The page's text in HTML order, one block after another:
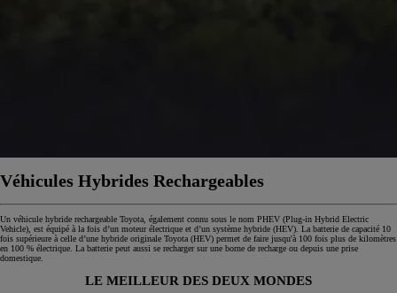
Véhicules Hybrides Rechargeables
Un véhicule hybride rechargeable Toyota, également connu sous le nom PHEV (Plug-in Hybrid Electric
Vehicle), est équipé à la fois d’un moteur électrique et d’un système hybride (HEV). La batterie de capacité 10
fois supérieure à celle d’une hybride originale Toyota (HEV) permet de faire jusqu'à 100 fois plus de kilomètres
en 100 % électrique. La batterie peut aussi se recharger sur une borne de recharge ou depuis une prise
domestique.
LE MEILLEUR DES DEUX MONDES